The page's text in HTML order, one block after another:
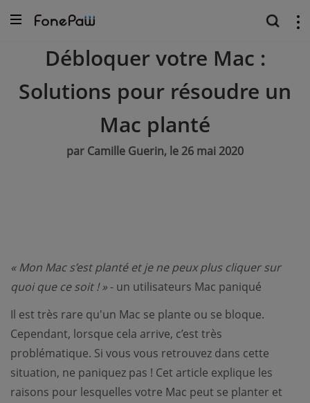
Débloquer votre Mac :
Solutions pour résoudre un
Mac planté
par Camille Guerin, le 26 mai 2020
« Mon Mac s’est planté et je ne peux plus cliquer sur
quoi que ce soit ! »- un utilisateurs Mac paniqué
Il est très rare qu'un Mac se plante ou se bloque.
Cependant, lorsque cela arrive, c’est très
problématique. Si vous vous retrouvez dans cette
situation, ne paniquez pas ! Cet article explique les
raisons pour lesquelles votre Mac peut se planter et